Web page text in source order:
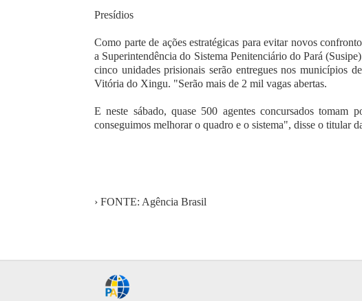
Presídios
Como parte de ações estratégicas para evitar novos
a Superintendência do Sistema Penitenciário do Pará
cinco unidades prisionais serão entregues nos municípios
Vitória do Xingu. "Serão mais de 2 mil vagas abertas.
E neste sábado, quase 500 agentes concursados tomam
conseguimos melhorar o quadro e o sistema", disse o titular
› FONTE: Agência Brasil